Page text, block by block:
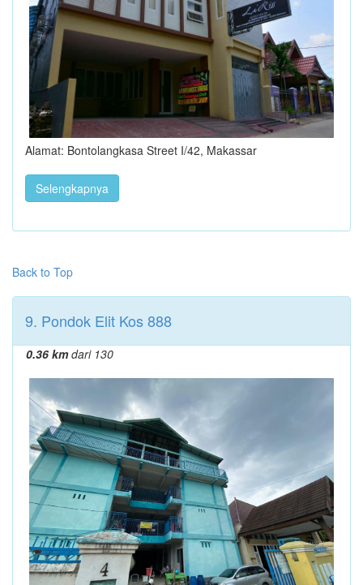
Alamat: Bontolangkasa Street I/42, Makassar
Selengkapnya
Back to Top
9. Pondok Elit Kos 888
0.36 kmdari 130